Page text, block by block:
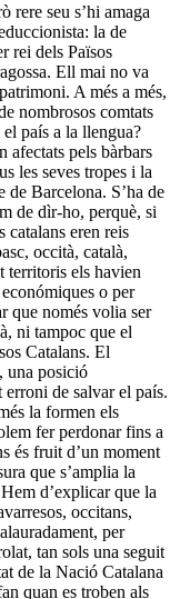
rere seu s’hi amaga
la de
rei dels Països
Ell mai no va
A més a més,
nombrosos comtats
país a la llengua?
afectats pels bàrbars
les seves tropes i la
de Barcelona. S’ha de
de dìr-ho, perquè, si
catalans eren reis
occità, català,
els havien
o per
que només volia ser
ni tampoc que el
Catalans. El
una posició
de salvar el país.
la formen els
fer perdonar fins a
és fruit d’un moment
que s’amplia la
d’explicar que la
occitans,
per
tan sols una seguit
de la Nació Catalana
quan es troben als